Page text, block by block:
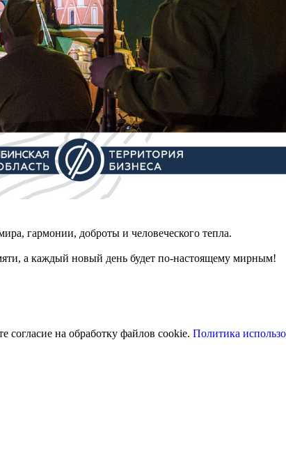
гармонии, доброты и человеческого тепла.
а каждый новый день будет по-настоящему мирным!
согласие на обработку файлов cookie. Политика